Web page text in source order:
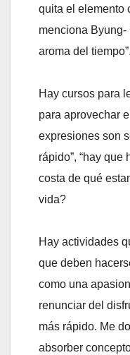
quita el elemento
menciona Byung-
aroma del
Hay cursos para
para aprovechar
expresiones son
rápido”, “hay que
costa de qué
vida?
Hay actividades
que deben
como una
renunciar del
más rápido. Me
absorber